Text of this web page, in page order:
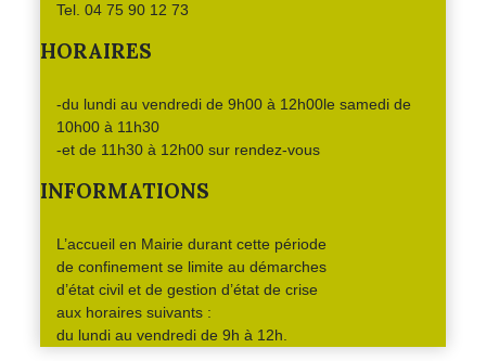
Tel. 04 75 90 12 73
HORAIRES
-du lundi au vendredi de 9h00 à 12h00le samedi de
10h00 à 11h30
-et de 11h30 à 12h00 sur rendez-vous
INFORMATIONS
L’accueil en Mairie durant cette période
de confinement se limite au démarches
d’état civil et de gestion d’état de crise
aux horaires suivants :
du lundi au vendredi de 9h à 12h.